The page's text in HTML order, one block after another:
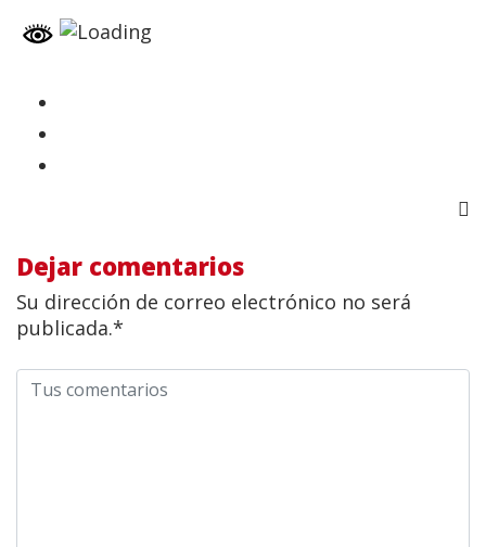
Dejar comentarios
Su dirección de correo electrónico no será
publicada.*